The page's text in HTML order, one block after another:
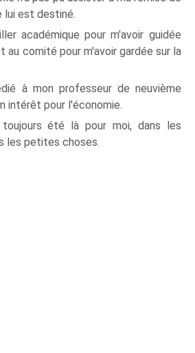
lui est destiné.
académique pour m'avoir guidée
au comité pour m'avoir gardée sur la
à mon professeur de neuvième
intérêt pour l'économie.
été là pour moi, dans les
les petites choses.